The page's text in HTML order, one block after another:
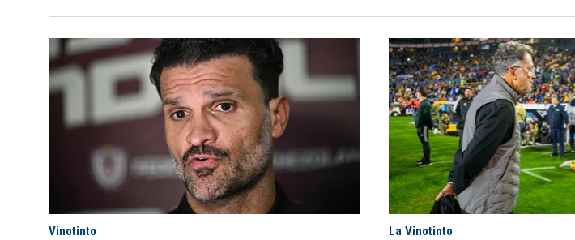
Vinotinto La Vinotinto